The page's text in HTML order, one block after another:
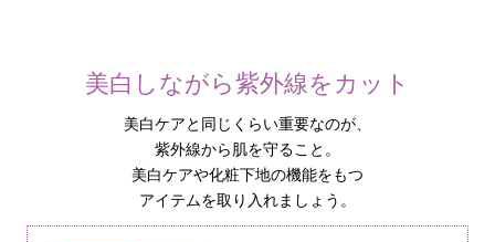
美白しながら紫外線をカット
美白ケアと同じくらい重要なのが、
紫外線から肌を守ること。
美白ケアや化粧下地の機能をもつ
アイテムを取り入れましょう。